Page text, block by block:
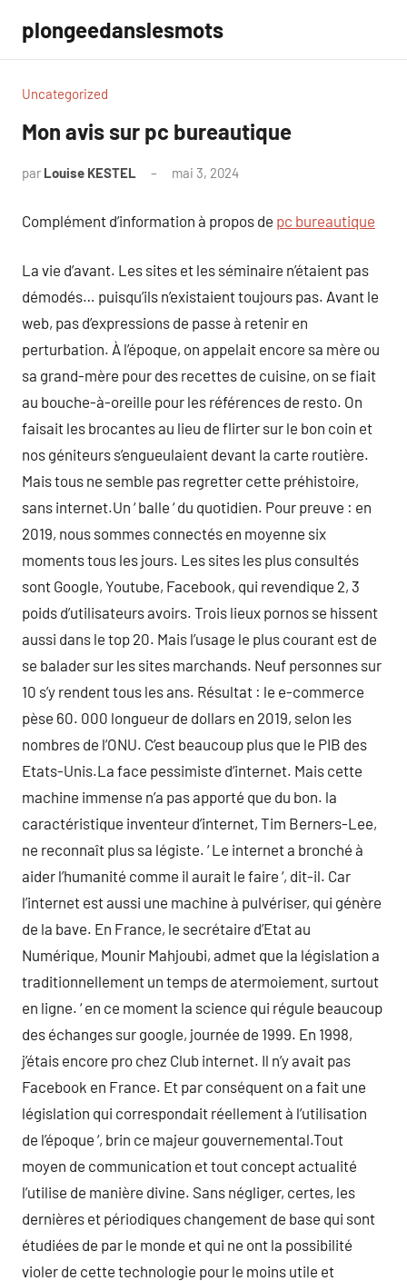
contenu
plongeedanslesmots
Uncategorized
Mon avis sur pc bureautique
par Louise KESTEL mai 3, 2024
Complément d’information à propos de pc bureautique
La vie d’avant. Les sites et les séminaire n’étaient pas
démodés… puisqu’ils n’existaient toujours pas. Avant le
web, pas d’expressions de passe à retenir en
perturbation. À l’époque, on appelait encore sa mère ou
sa grand-mère pour des recettes de cuisine, on se fiait
au bouche-à-oreille pour les références de resto. On
faisait les brocantes au lieu de flirter sur le bon coin et
nos géniteurs s’engueulaient devant la carte routière.
Mais tous ne semble pas regretter cette préhistoire,
sans internet.Un ‘ balle ‘ du quotidien. Pour preuve : en
2019, nous sommes connectés en moyenne six
moments tous les jours. Les sites les plus consultés
sont Google, Youtube, Facebook, qui revendique 2, 3
poids d’utilisateurs avoirs. Trois lieux pornos se hissent
aussi dans le top 20. Mais l’usage le plus courant est de
se balader sur les sites marchands. Neuf personnes sur
10 s’y rendent tous les ans. Résultat : le e-commerce
pèse 60. 000 longueur de dollars en 2019, selon les
nombres de l’ONU. C’est beaucoup plus que le PIB des
Etats-Unis.La face pessimiste d’internet. Mais cette
machine immense n’a pas apporté que du bon. la
caractéristique inventeur d’internet, Tim Berners-Lee,
ne reconnaît plus sa légiste. ‘ Le internet a bronché à
aider l’humanité comme il aurait le faire ‘, dit-il. Car
l’internet est aussi une machine à pulvériser, qui génère
de la bave. En France, le secrétaire d’Etat au
Numérique, Mounir Mahjoubi, admet que la législation a
traditionnellement un temps de atermoiement, surtout
en ligne. ‘ en ce moment la science qui régule beaucoup
des échanges sur google, journée de 1999. En 1998,
j’étais encore pro chez Club internet. Il n’y avait pas
Facebook en France. Et par conséquent on a fait une
législation qui correspondait réellement à l’utilisation
de l’époque ‘, brin ce majeur gouvernemental.Tout
moyen de communication et tout concept actualité
l’utilise de manière divine. Sans négliger, certes, les
dernières et périodiques changement de base qui sont
étudiées de par le monde et qui ne ont la possibilité
violer de cette technologie pour le moins utile et